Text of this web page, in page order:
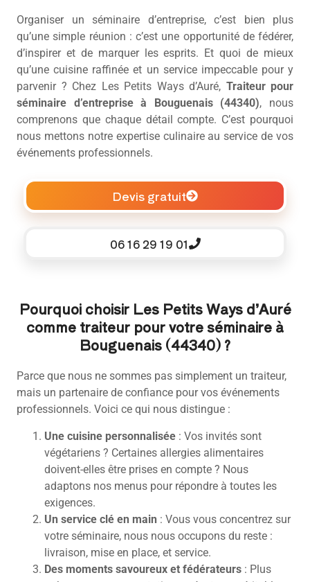
Organiser un séminaire d’entreprise, c’est bien plus
qu’une simple réunion : c’est une opportunité de fédérer,
d’inspirer et de marquer les esprits. Et quoi de mieux
qu’une cuisine raffinée et un service impeccable pour y
parvenir ? Chez Les Petits Ways d’Auré, Traiteur pour
séminaire d’entreprise à Bouguenais (44340), nous
comprenons que chaque détail compte. C’est pourquoi
nous mettons notre expertise culinaire au service de vos
événements professionnels.
Devis gratuit
06 16 29 19 01
Pourquoi choisir Les Petits Ways d’Auré
comme traiteur pour votre séminaire à
Bouguenais (44340) ?
Parce que nous ne sommes pas simplement un traiteur,
mais un partenaire de confiance pour vos événements
professionnels. Voici ce qui nous distingue :
Une cuisine personnalisée : Vos invités sont
végétariens ? Certaines allergies alimentaires
doivent-elles être prises en compte ? Nous
adaptons nos menus pour répondre à toutes les
exigences.
Un service clé en main : Vous vous concentrez sur
votre séminaire, nous nous occupons du reste :
livraison, mise en place, et service.
Des moments savoureux et fédérateurs : Plus